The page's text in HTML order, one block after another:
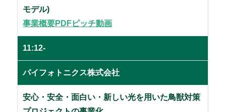
モデル)
事業概要PDFピッチ動画
11:12-
パイフォトニクス株式会社
安心・安全・面白い・新しい光を用いた鳥獣対策